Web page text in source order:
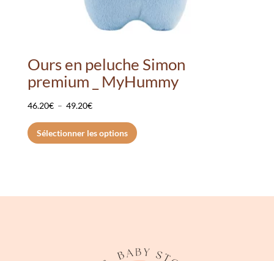
Ours en peluche Simon
premium _ MyHummy
46.20€ – 49.20€Plage
de
prix :
Sélectionner les options
produit
être